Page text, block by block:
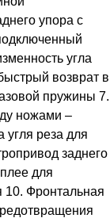
упора с
угла
возврат в
пружины 7.
ножами –
угля реза для
заднего
для
10. Фронтальная